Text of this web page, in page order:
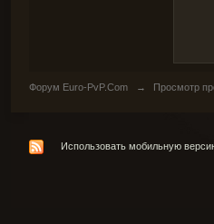
Форум Euro-PvP.Com → Просмотр
Использовать мобильную